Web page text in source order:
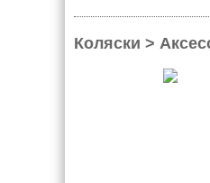
Коляски >